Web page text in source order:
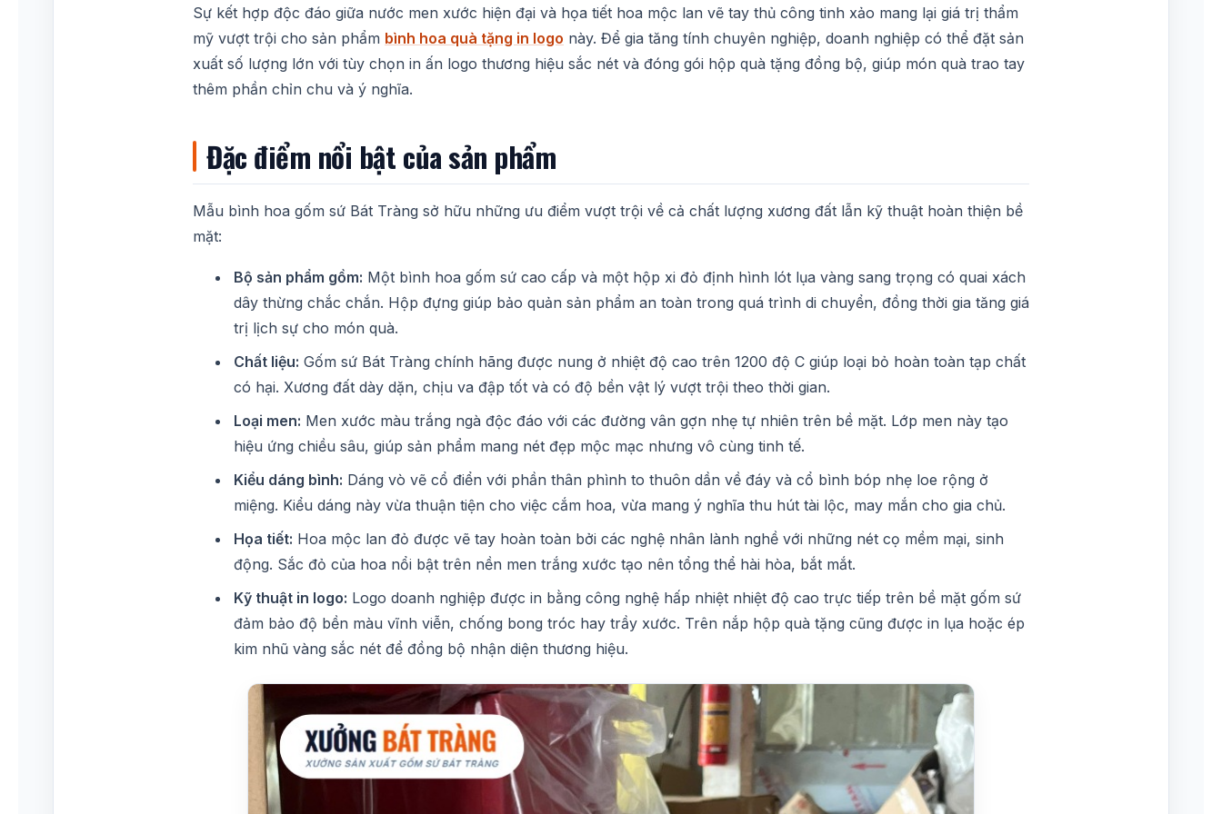
Sự kết hợp độc đáo giữa nước men xước hiện đại và họa tiết hoa mộc lan vẽ tay thủ công tinh xảo mang lại giá trị thẩm
mỹ vượt trội cho sản phẩm bình hoa quà tặng in logo này. Để gia tăng tính chuyên nghiệp, doanh nghiệp có thể đặt sản
xuất số lượng lớn với tùy chọn in ấn logo thương hiệu sắc nét và đóng gói hộp quà tặng đồng bộ, giúp món quà trao tay
thêm phần chỉn chu và ý nghĩa.
Đặc điểm nổi bật của sản phẩm
Mẫu bình hoa gốm sứ Bát Tràng sở hữu những ưu điểm vượt trội về cả chất lượng xương đất lẫn kỹ thuật hoàn thiện bề
mặt:
Bộ sản phẩm gồm: Một bình hoa gốm sứ cao cấp và một hộp xi đỏ định hình lót lụa vàng sang trọng có quai xách
dây thừng chắc chắn. Hộp đựng giúp bảo quản sản phẩm an toàn trong quá trình di chuyển, đồng thời gia tăng giá
trị lịch sự cho món quà.
Chất liệu: Gốm sứ Bát Tràng chính hãng được nung ở nhiệt độ cao trên 1200 độ C giúp loại bỏ hoàn toàn tạp chất
có hại. Xương đất dày dặn, chịu va đập tốt và có độ bền vật lý vượt trội theo thời gian.
Loại men: Men xước màu trắng ngà độc đáo với các đường vân gợn nhẹ tự nhiên trên bề mặt. Lớp men này tạo
hiệu ứng chiều sâu, giúp sản phẩm mang nét đẹp mộc mạc nhưng vô cùng tinh tế.
Kiểu dáng bình: Dáng vò vẽ cổ điển với phần thân phình to thuôn dần về đáy và cổ bình bóp nhẹ loe rộng ở
miệng. Kiểu dáng này vừa thuận tiện cho việc cắm hoa, vừa mang ý nghĩa thu hút tài lộc, may mắn cho gia chủ.
Họa tiết: Hoa mộc lan đỏ được vẽ tay hoàn toàn bởi các nghệ nhân lành nghề với những nét cọ mềm mại, sinh
động. Sắc đỏ của hoa nổi bật trên nền men trắng xước tạo nên tổng thể hài hòa, bắt mắt.
Kỹ thuật in logo: Logo doanh nghiệp được in bằng công nghệ hấp nhiệt nhiệt độ cao trực tiếp trên bề mặt gốm sứ
đảm bảo độ bền màu vĩnh viễn, chống bong tróc hay trầy xước. Trên nắp hộp quà tặng cũng được in lụa hoặc ép
kim nhũ vàng sắc nét để đồng bộ nhận diện thương hiệu.